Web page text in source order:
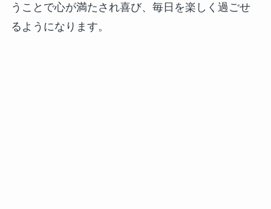
うことで心が満たされ喜び、毎日を楽しく過ごせ
るようになります。